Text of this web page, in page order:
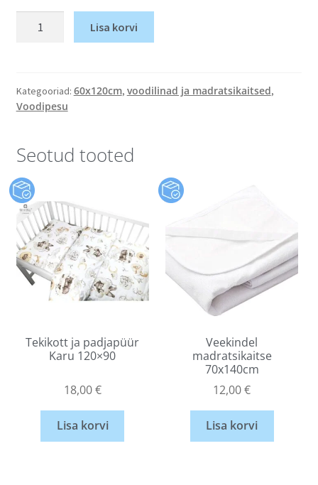
Lisa korvi
Kategooriad: 60x120cm, voodilinad ja madratsikaitsed,
Voodipesu
Seotud tooted
Tekikott ja padjapüür
Karu 120×90
18,00€
Lisa korvi
Veekindel
madratsikaitse
70x140cm
12,00€
Lisa korvi